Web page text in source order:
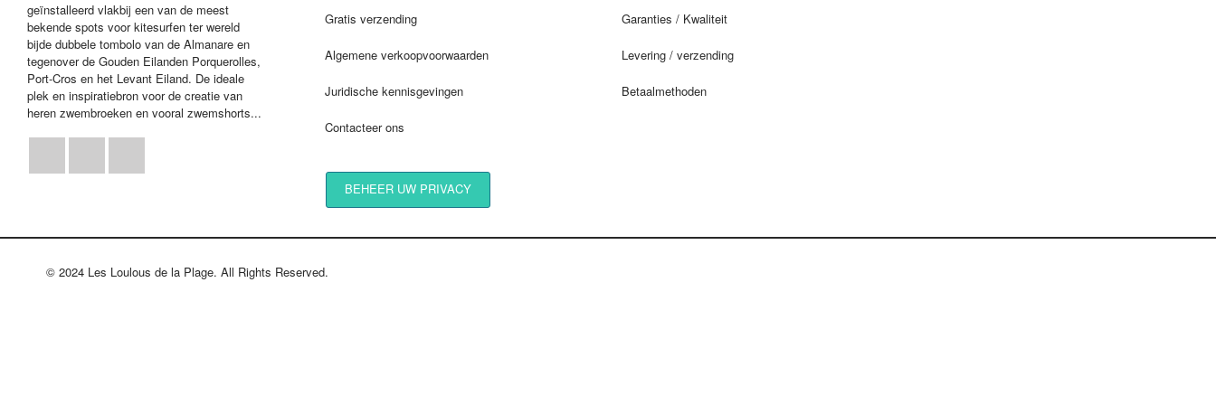
geïnstalleerd vlakbij een van de meest
bekende spots voor kitesurfen ter wereld
bijde dubbele tombolo van de Almanare en
tegenover de Gouden Eilanden Porquerolles,
Port-Cros en het Levant Eiland. De ideale
plek en inspiratiebron voor de creatie van
heren zwembroeken en vooral zwemshorts...
Gratis verzending
Algemene verkoopvoorwaarden
Juridische kennisgevingen
Contacteer ons
Garanties / Kwaliteit
Levering / verzending
Betaalmethoden
BEHEER UW PRIVACY
© 2024 Les Loulous de la Plage. All Rights Reserved.